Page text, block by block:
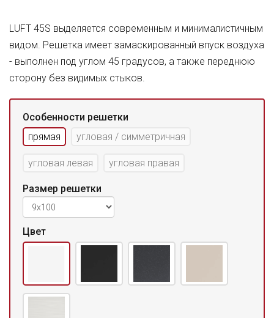
LUFT 45S выделяется современным и минималистичным
видом. Решетка имеет замаскированный впуск воздуха
- выполнен под углом 45 градусов, а также переднюю
сторону без видимых стыков.
Особенности решетки
прямая
угловая / симметричная
угловая левая угловая правая
Размер решетки
Цвет